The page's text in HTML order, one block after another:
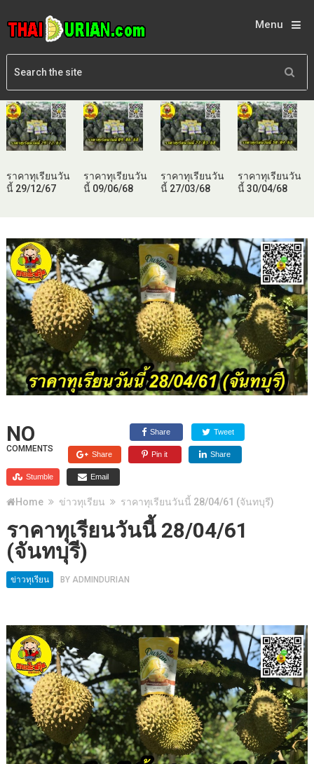
Menu
ราคาทุเรียนวัน
นี้ 29/12/67
ราคาทุเรียนวัน
นี้ 09/06/68
ราคาทุเรียนวัน
นี้ 27/03/68
ราคาทุเรียนวัน
นี้ 30/04/68
NO
COMMENTS
Share Tweet
Share Pin it Share
Stumble Email
Home ข่าวทุเรียน ราคาทุเรียนวันนี้ 28/04/61 (จันทบุรี)
ราคาทุเรียนวันนี้ 28/04/61
(จันทบุรี)
ข่าวทุเรียน BY ADMINDURIAN